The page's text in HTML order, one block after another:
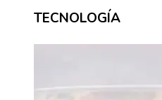
TECNOLOGÍA